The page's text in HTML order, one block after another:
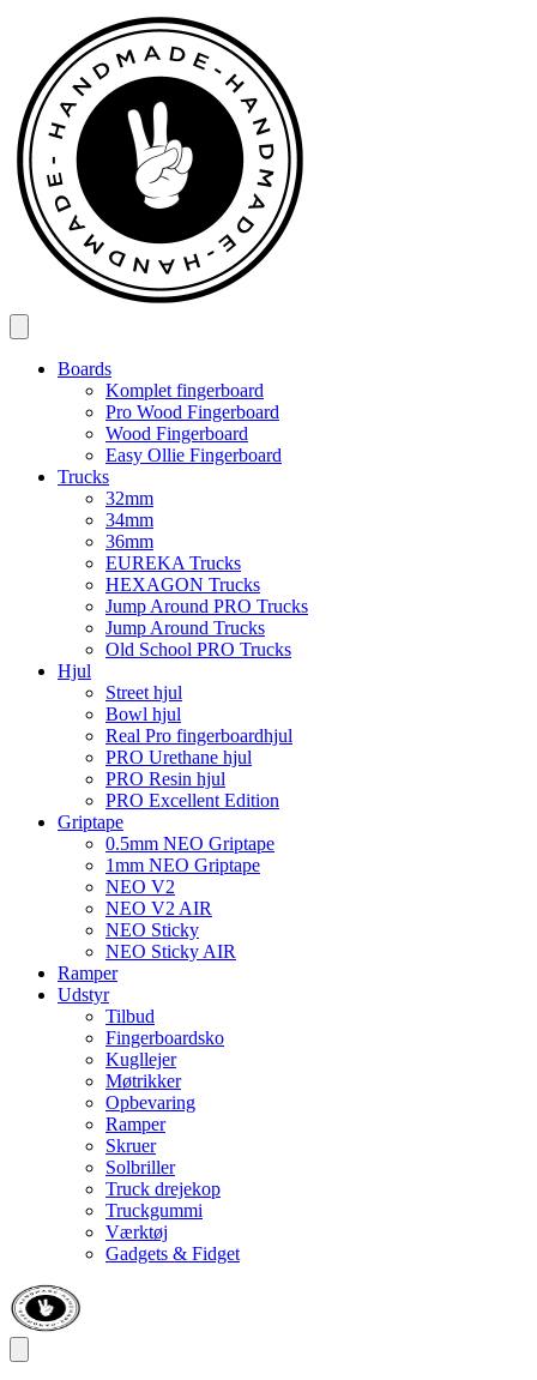
indhold
Boards
Komplet fingerboard
Pro Wood Fingerboard
Wood Fingerboard
Easy Ollie Fingerboard
Trucks
32mm
34mm
36mm
EUREKA Trucks
HEXAGON Trucks
Jump Around PRO Trucks
Jump Around Trucks
Old School PRO Trucks
Hjul
Street hjul
Bowl hjul
Real Pro fingerboardhjul
PRO Urethane hjul
PRO Resin hjul
PRO Excellent Edition
Griptape
0.5mm NEO Griptape
1mm NEO Griptape
NEO V2
NEO V2 AIR
NEO Sticky
NEO Sticky AIR
Ramper
Udstyr
Tilbud
Fingerboardsko
Kugllejer
Møtrikker
Opbevaring
Ramper
Skruer
Solbriller
Truck drejekop
Truckgummi
Værktøj
Gadgets & Fidget